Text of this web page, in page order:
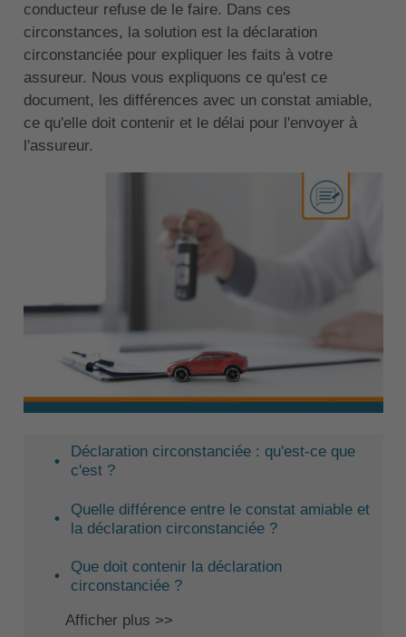
conducteur refuse de le faire. Dans ces
circonstances, la solution est la déclaration
circonstanciée pour expliquer les faits à votre
assureur. Nous vous expliquons ce qu'est ce
document, les différences avec un constat amiable,
ce qu'elle doit contenir et le délai pour l'envoyer à
l'assureur.
Déclaration circonstanciée : qu'est-ce que
c'est ?
Quelle différence entre le constat amiable et
la déclaration circonstanciée ?
Que doit contenir la déclaration
circonstanciée ?
Afficher plus >>